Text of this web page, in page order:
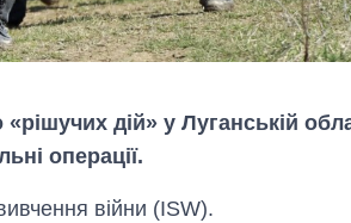
дій» у Луганській
операції.
війни (ISW).